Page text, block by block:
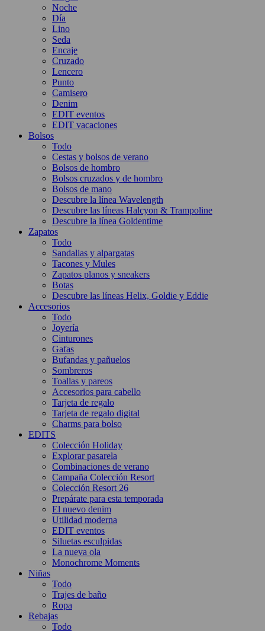
Noche
Día
Lino
Seda
Encaje
Cruzado
Lencero
Punto
Camisero
Denim
EDIT eventos
EDIT vacaciones
Bolsos
Todo
Cestas y bolsos de verano
Bolsos de hombro
Bolsos cruzados y de hombro
Bolsos de mano
Descubre la línea Wavelength
Descubre las líneas Halcyon & Trampoline
Descubre la línea Goldentime
Zapatos
Todo
Sandalias y alpargatas
Tacones y Mules
Zapatos planos y sneakers
Botas
Descubre las líneas Helix, Goldie y Eddie
Accesorios
Todo
Joyería
Cinturones
Gafas
Bufandas y pañuelos
Sombreros
Toallas y pareos
Accesorios para cabello
Tarjeta de regalo
Tarjeta de regalo digital
Charms para bolso
EDITS
Colección Holiday
Explorar pasarela
Combinaciones de verano
Campaña Colección Resort
Colección Resort 26
Prepárate para esta temporada
El nuevo denim
Utilidad moderna
EDIT eventos
Siluetas esculpidas
La nueva ola
Monochrome Moments
Niñas
Todo
Trajes de baño
Ropa
Rebajas
Todo